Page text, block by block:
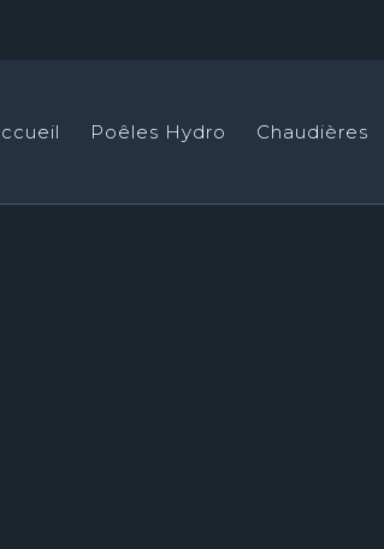
Poêles Hydro Chaudières